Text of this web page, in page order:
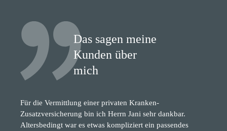
Das sagen meine
Kunden über
mich
Für die Vermittlung einer privaten Kranken-
Zusatzversicherung bin ich Herrn Jani sehr dankbar.
Altersbedingt war es etwas kompliziert ein passendes